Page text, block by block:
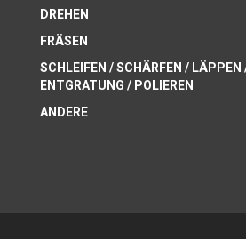
DREHEN
FRÄSEN
SCHLEIFEN / SCHÄRFEN / LÄPPEN
ENTGRATUNG / POLIEREN
ANDERE